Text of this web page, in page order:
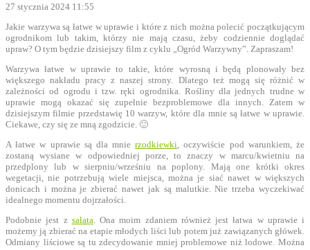
27 stycznia 2024 11:55
Jakie warzywa są łatwe w uprawie i które z nich można polecić początkującym
ogrodnikom lub takim, którzy nie mają czasu, żeby codziennie doglądać
upraw? O tym będzie dzisiejszy film z cyklu „Ogród Warzywny”. Zapraszam!
Warzywa łatwe w uprawie to takie, które wyrosną i będą plonowały bez
większego nakładu pracy z naszej strony. Dlatego też mogą się różnić w
zależności od ogrodu i tzw. ręki ogrodnika. Rośliny dla jednych trudne w
uprawie mogą okazać się zupełnie bezproblemowe dla innych. Zatem w
dzisiejszym filmie przedstawię 10 warzyw, które dla mnie są łatwe w uprawie.
Ciekawe, czy się ze mną zgodzicie. 🙂
A łatwe w uprawie są dla mnierzodkiewki , oczywiście pod warunkiem, że
zostaną wysiane w odpowiedniej porze, to znaczy w marcu/kwietniu na
przedplony lub w sierpniu/wrześniu na poplony. Mają one krótki okres
wegetacji, nie potrzebują wiele miejsca, można je siać nawet w większych
donicach i można je zbierać nawet jak są malutkie. Nie trzeba wyczekiwać
idealnego momentu dojrzałości.
Podobnie jest z sałatą . Ona moim zdaniem również jest łatwa w uprawie i
możemy ją zbierać na etapie młodych liści lub potem już zawiązanych główek.
Odmiany liściowe są tu zdecydowanie mniej problemowe niż lodowe. Można